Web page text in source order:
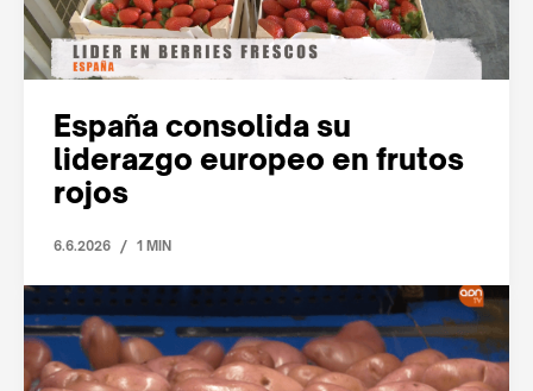
España consolida su
liderazgo europeo en frutos
rojos
6.6.2026 / 1 MIN